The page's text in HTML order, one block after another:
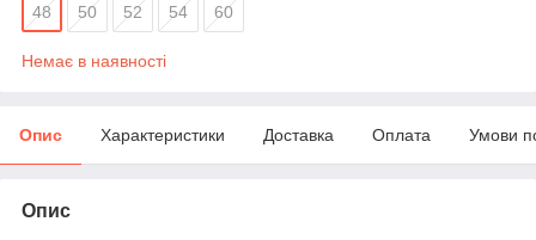
48 50 52 54 60
Немає в наявності
Опис Характеристики Доставка Оплата Умови
Опис